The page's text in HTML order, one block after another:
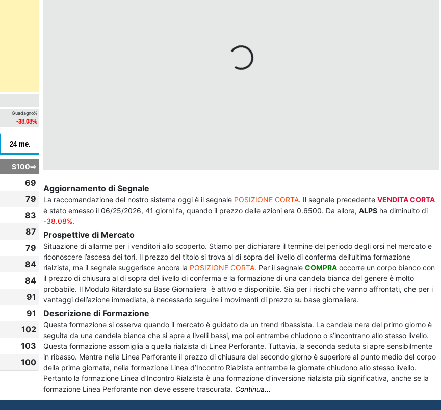
Guadagno%
-38.08%
24 me.
$100⇨
69
79
83
87
79
84
84
91
91
102
103
100
Aggiornamento di Segnale
La raccomandazione del nostro sistema oggi è il segnale POSIZIONE CORTA. Il segnale precedente VENDITA CORTA
è stato emesso il 06/25/2026, 41 giorni fa, quando il prezzo delle azioni era 0.6500. Da allora, ALPS ha diminuito di
-38.08%.
Prospettive di Mercato
Situazione di allarme per i venditori allo scoperto. Stiamo per dichiarare il termine del periodo degli orsi nel mercato e
riconoscere l’ascesa dei tori. Il prezzo del titolo si trova al di sopra del livello di conferma dell’ultima formazione
rialzista, ma il segnale suggerisce ancora la POSIZIONE CORTA. Per il segnale COMPRA occorre un corpo bianco con
il prezzo di chiusura al di sopra del livello di conferma e la formazione di una candela bianca del genere è molto
probabile. Il Modulo Ritardato su Base Giornaliera è attivo e disponibile. Sia per i rischi che vanno affrontati, che per i
vantaggi dell’azione immediata, è necessario seguire i movimenti di prezzo su base giornaliera.
Descrizione di Formazione
Questa formazione si osserva quando il mercato è guidato da un trend ribassista. La candela nera del primo giorno è
seguita da una candela bianca che si apre a livelli bassi, ma poi entrambe chiudono o s’incontrano allo stesso livello.
Questa formazione assomiglia a quella rialzista di Linea Perforante. Tuttavia, la seconda seduta si apre sensibilmente
in ribasso. Mentre nella Linea Perforante il prezzo di chiusura del secondo giorno è superiore al punto medio del corpo
della prima giornata, nella formazione Linea d’Incontro Rialzista entrambe le giornate chiudono allo stesso livello.
Pertanto la formazione Linea d’Incontro Rialzista è una formazione d’inversione rialzista più significativa, anche se la
formazione Linea Perforante non deve essere trascurata. Continua...